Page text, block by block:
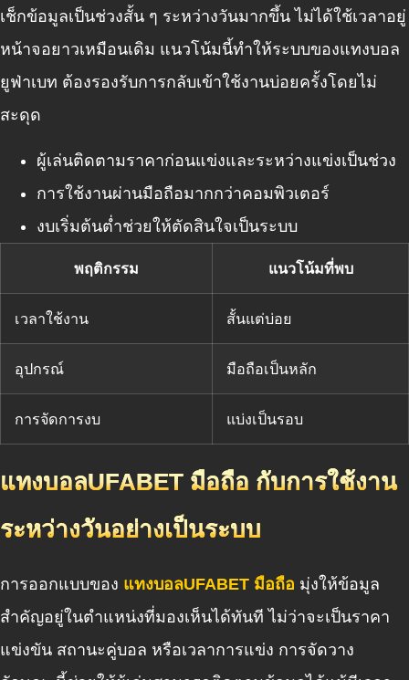
เช็กข้อมูลเป็นช่วงสั้น ๆ ระหว่างวันมากขึ้น ไม่ได้ใช้เวลาอยู่
หน้าจอยาวเหมือนเดิม แนวโน้มนี้ทำให้ระบบของแทงบอล
ยูฟ่าเบท ต้องรองรับการกลับเข้าใช้งานบ่อยครั้งโดยไม่
สะดุด
ผู้เล่นติดตามราคาก่อนแข่งและระหว่างแข่งเป็นช่วง
การใช้งานผ่านมือถือมากกว่าคอมพิวเตอร์
งบเริ่มต้นต่ำช่วยให้ตัดสินใจเป็นระบบ
พฤติกรรม แนวโน้มที่พบ
เวลาใช้งาน สั้นแต่บ่อย
อุปกรณ์ มือถือเป็นหลัก
การจัดการงบ แบ่งเป็นรอบ
แทงบอลUFABET มือถือ กับการใช้งาน
ระหว่างวันอย่างเป็นระบบ
การออกแบบของ แทงบอลUFABET มือถือ มุ่งให้ข้อมูล
สำคัญอยู่ในตำแหน่งที่มองเห็นได้ทันที ไม่ว่าจะเป็นราคา
แข่งขัน สถานะคู่บอล หรือเวลาการแข่ง การจัดวาง